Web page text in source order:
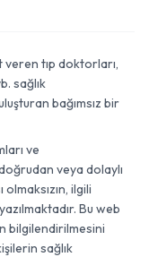
tıp doktorları,
sağlık
bağımsız bir
ve
veya dolaylı
ilgili
Bu web
bilgilendirilmesini
sağlık